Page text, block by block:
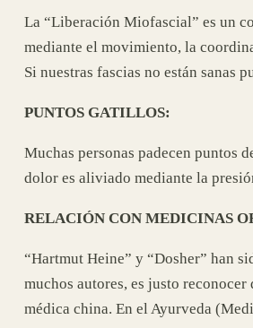
La “Liberación Miofascial” es un
mediante el movimiento, la
Si nuestras fascias no están sanas
PUNTOS GATILLOS:
Muchas personas padecen puntos
dolor es aliviado mediante la
RELACIÓN CON MEDICINAS
“Hartmut Heine” y “Dosher” han
muchos autores, es justo
médica china. En el Ayurveda